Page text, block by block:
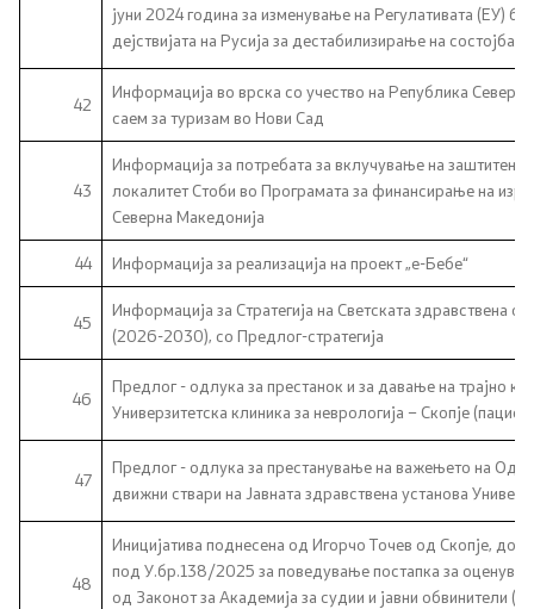
јуни 2024 година за изменување на Регулативата (ЕУ)
дејствијата на Русија за дестабилизирање на
42
Информација во врска со учество на Република
саем за туризам во Нови Сад
43
Информација за потребата за вклучување на
локалитет Стоби во Програмата за финансирање на
Северна Македонија
44 Информација за реализација на проект „е-Бебе“
45
Информација за Стратегија на Светската здравствена
(2026-2030), со Предлог-стратегија
46
Предлог - одлука за престанок и за давање на трајно
Универзитетска клиника за неврологија – Скопје
47
Предлог - одлука за престанување на важењето на
движни ствари на Јавната здравствена установа
48
Иницијатива поднесена од Игорчо Точев од Скопје,
под У.бр.138/2025 за поведување постапка за
од Законот за Академија за судии и јавни обвинители